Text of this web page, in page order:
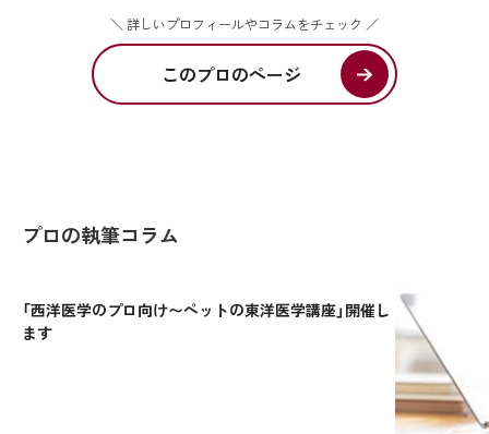
＼ 詳しいプロフィールやコラムをチェック ／
このプロのページ
プロの執筆コラム
「西洋医学のプロ向け〜ペットの東洋医学講座」開催し
ます